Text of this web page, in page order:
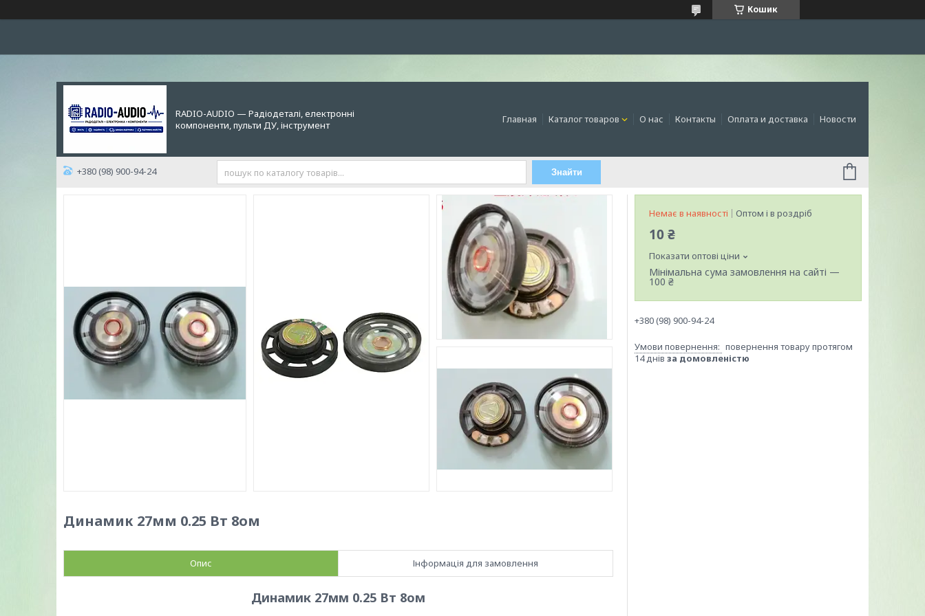
Кошик
RADIO-AUDIO — Радіодеталі, електронні
компоненти, пульти ДУ, інструмент
Главная Каталог товаров О нас Контакты Оплата и доставка Новости
+380 (98) 900-94-24 Знайти
Динамик 27мм 0.25 Вт 8ом
Опис Інформація для замовлення
Динамик 27мм 0.25 Вт 8ом
Немає в наявності Оптом і в роздріб
10 ₴
Показати оптові ціни
Мінімальна сума замовлення на сайті —
100 ₴
+380 (98) 900-94-24
повернення товару протягом
14 днів за домовленістю